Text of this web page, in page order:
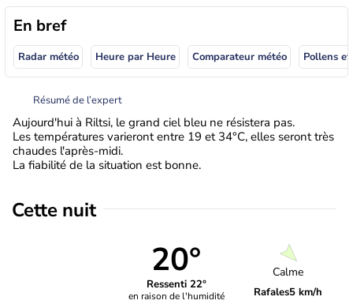
En bref
Radar météo Heure par Heure Comparateur météo Pollens
Résumé de l’expert
Aujourd'hui à Riltsi, le grand ciel bleu ne résistera pas.
Les températures varieront entre 19 et 34°C, elles seront très
chaudes l'après-midi.
La fiabilité de la situation est bonne.
Cette nuit
20°
Ressenti 22°
en raison de l'humidité
Calme
Rafales5 km/h